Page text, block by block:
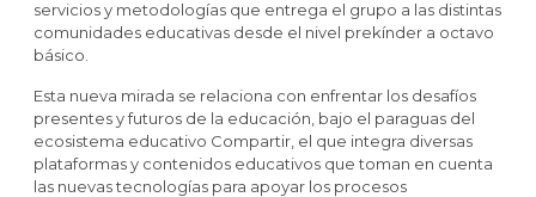
servicios y metodologías que entrega el grupo a las distintas
comunidades educativas desde el nivel prekínder a octavo
básico.
Esta nueva mirada se relaciona con enfrentar los desafíos
presentes y futuros de la educación, bajo el paraguas del
ecosistema educativo Compartir, el que integra diversas
plataformas y contenidos educativos que toman en cuenta
las nuevas tecnologías para apoyar los procesos